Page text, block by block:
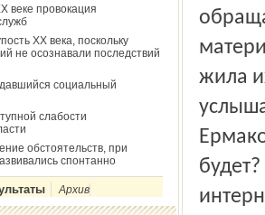
веке провокация
ХХ века, поскольку
не осознавали последствий
социальный
слабости
обстоятельств, при
спонтанно
Архив
жила